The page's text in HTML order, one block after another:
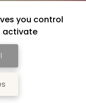
you control
activate